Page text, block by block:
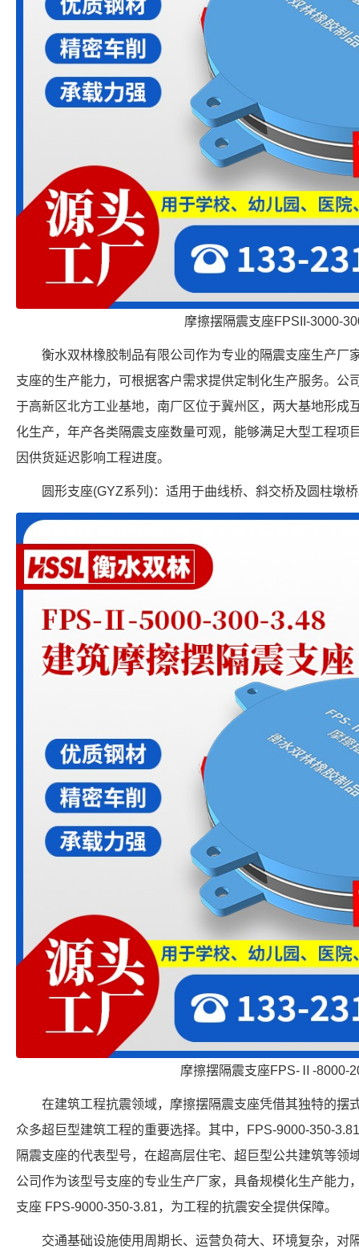
摩擦摆隔震支座FPSII-3000-
衡水双林橡胶制品有限公司作为专业的隔震支座生产厂
支座的生产能力，可根据客户需求提供定制化生产服务。公
于高新区北方工业基地，南厂区位于冀州区，两大基地形成
化生产，年产各类隔震支座数量可观，能够满足大型工程项
因供货延迟影响工程进度。
圆形支座(GYZ系列)：适用于曲线桥、斜交桥及圆柱墩
摩擦摆隔震支座FPS-Ⅱ-8000-
在建筑工程抗震领域，摩擦摆隔震支座凭借其独特的摆
众多超巨型建筑工程的重要选择。其中，FPS-9000-350-
隔震支座的代表型号，在超高层住宅、超巨型公共建筑等领
公司作为该型号支座的专业生产厂家，具备规模化生产能力
支座 FPS-9000-350-3.81，为工程的抗震安全提供保障。
交通基础设施使用周期长、运营负荷大、环境复杂，对